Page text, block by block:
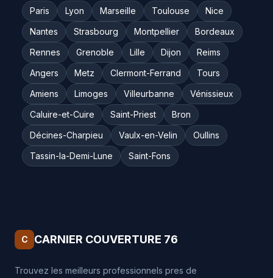
Paris Lyon Marseille Toulouse
Nice
Nantes
Strasbourg Montpellier
Bordeaux
Rennes
Grenoble Lille Dijon
Reims
Angers
Metz Clermont-Ferrand
Tours
Amiens
Limoges Villeurbanne
Vénissieux
Caluire-et-Cuire
Saint-Priest
Bron
Décines-Charpieu
Vaulx-en-Velin
Oullins
Tassin-la-Demi-Lune
Saint-Fons
C CARNIER COUVERTURE 76
Trouvez les meilleurs professionnels pres de